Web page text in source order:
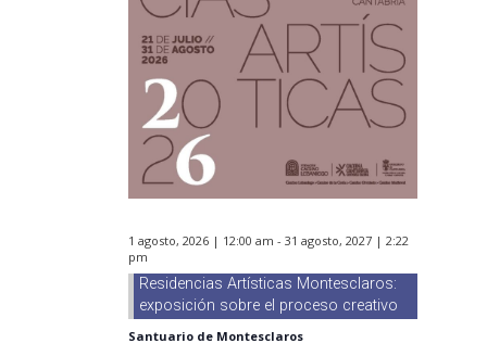
1 agosto, 2026 | 12:00 am -31 agosto, 2027 | 2:22
pm
Residencias Artísticas Montesclaros:
exposición sobre el proceso creativo
Santuario de Montesclaros